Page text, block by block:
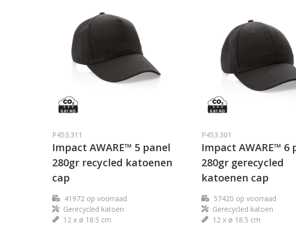
P453.311
Impact AWARE™ 5 panel
280gr recycled katoenen
cap
41972op voorraad
Gerecycled katoen
12 x ø 18.5 cm
P453.301
Impact AWARE™ 6
280gr gerecycled
katoenen cap
57420 op voorraad
Gerecycled katoen
12 x ø 18.5 cm